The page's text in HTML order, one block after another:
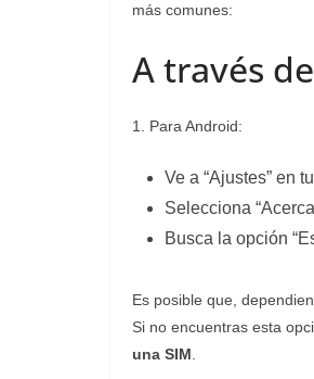
más comunes:
A través
1. Para Android:
Ve a “Ajustes” en
Selecciona
Busca la opción
Es posible que,
Si no encuentras esta
una SIM